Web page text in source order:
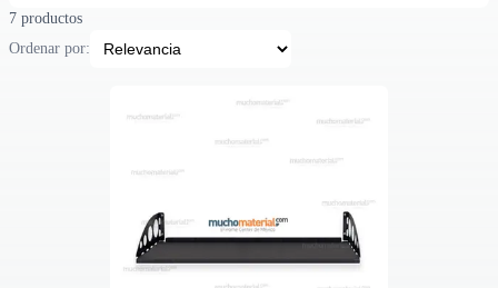
7 productos
Ordenar por: